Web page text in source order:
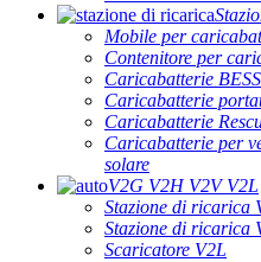
Mobile per
Contenitore per
Caricabatterie
Caricabatterie
Caricabatterie
Caricabatterie per
solare
V2G V2H V2V V2L
Stazione di ricarica
Stazione di ricarica
Scaricatore V2L